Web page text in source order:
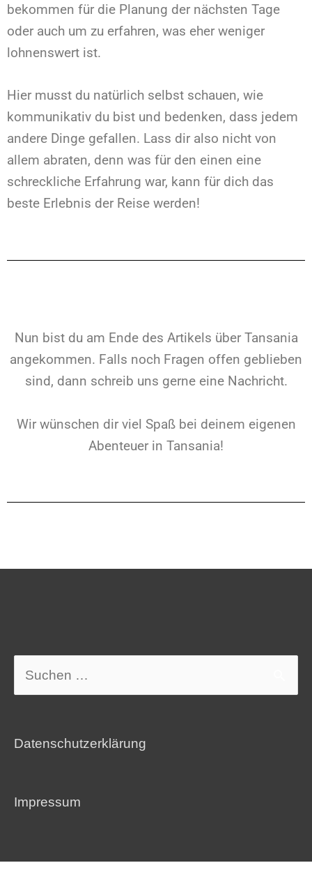
bekommen für die Planung der nächsten Tage
oder auch um zu erfahren, was eher weniger
lohnenswert ist.
Hier musst du natürlich selbst schauen, wie
kommunikativ du bist und bedenken, dass jedem
andere Dinge gefallen. Lass dir also nicht von
allem abraten, denn was für den einen eine
schreckliche Erfahrung war, kann für dich das
beste Erlebnis der Reise werden!
Nun bist du am Ende des Artikels über Tansania
angekommen. Falls noch Fragen offen geblieben
sind, dann schreib uns gerne eine Nachricht.
Wir wünschen dir viel Spaß bei deinem eigenen
Abenteuer in Tansania!
Suchen
nach:
Datenschutzerklärung
Impressum